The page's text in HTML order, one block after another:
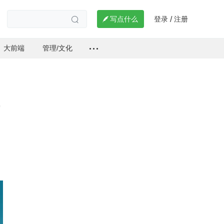
  写点什么 登录 / 注册
大前端 管理/文化